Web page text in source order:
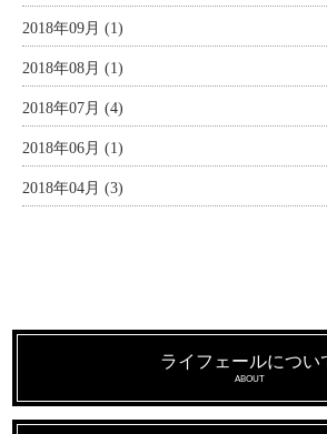
2018年09月 (1)
2018年08月 (1)
2018年07月 (4)
2018年06月 (1)
2018年04月 (3)
ライフェールについ
ABOUT